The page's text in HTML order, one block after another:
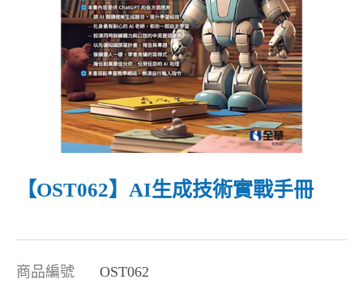
【OST062】AI生成技術實戰手冊
商品編號 OST062